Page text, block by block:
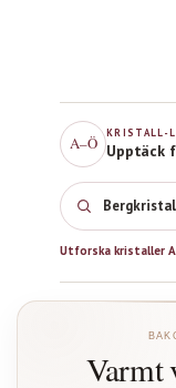
A–Ö
KRISTALL-
Upptäck
Utforska kristaller
Varmt